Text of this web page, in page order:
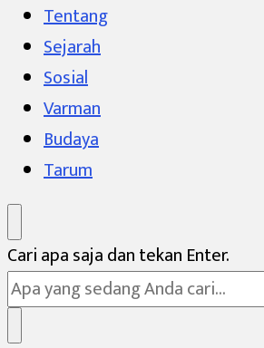
Varman Institute
Pusat Kajian Sunda
Tentang
Sejarah
Sosial
Varman
Budaya
Tarum
Mencari
Sesuatu?
Cari apa saja dan tekan Enter.